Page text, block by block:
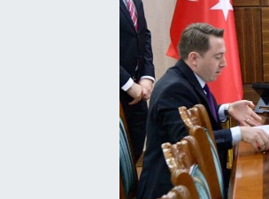
BİLİM VE TEKNOLOJİ
Şambayat Haber